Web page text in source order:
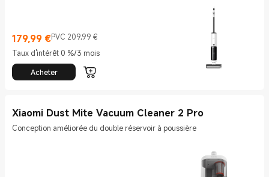
179,99 €
Current Price €179.99
PVC 209,99 €
Prix de vente 209,99 €
Taux d'intérêt 0 %/3 mois
Acheter
Xiaomi Dust Mite Vacuum Cleaner 2 Pro
Conception améliorée du double réservoir à poussière